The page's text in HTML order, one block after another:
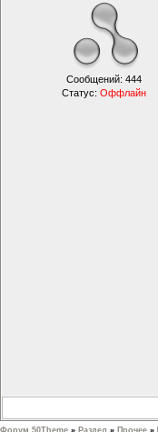
Сообщений: 444
Статус: Оффлайн
Форум 50Theme » Раздел » Прочее »